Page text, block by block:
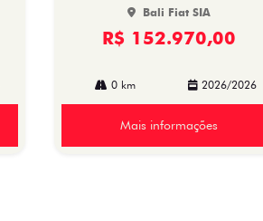
Bali Fiat SIA
R$ 152.970,00
0 km 2026/2026
Mais informações